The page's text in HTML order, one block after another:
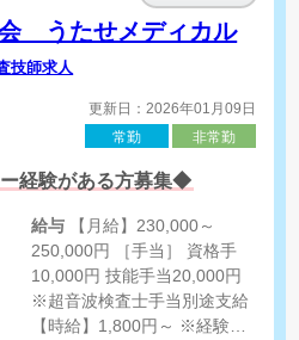
うたせメディカル
技師求人
更新日：2026年01月09日
常勤
非常勤
経験がある方募集◆
給与
250,000円 ［手当］ 資格手
10,000円 技能手当20,000円
※超音波検査士手当別途支給
【時給】1,800円～ ※経験・